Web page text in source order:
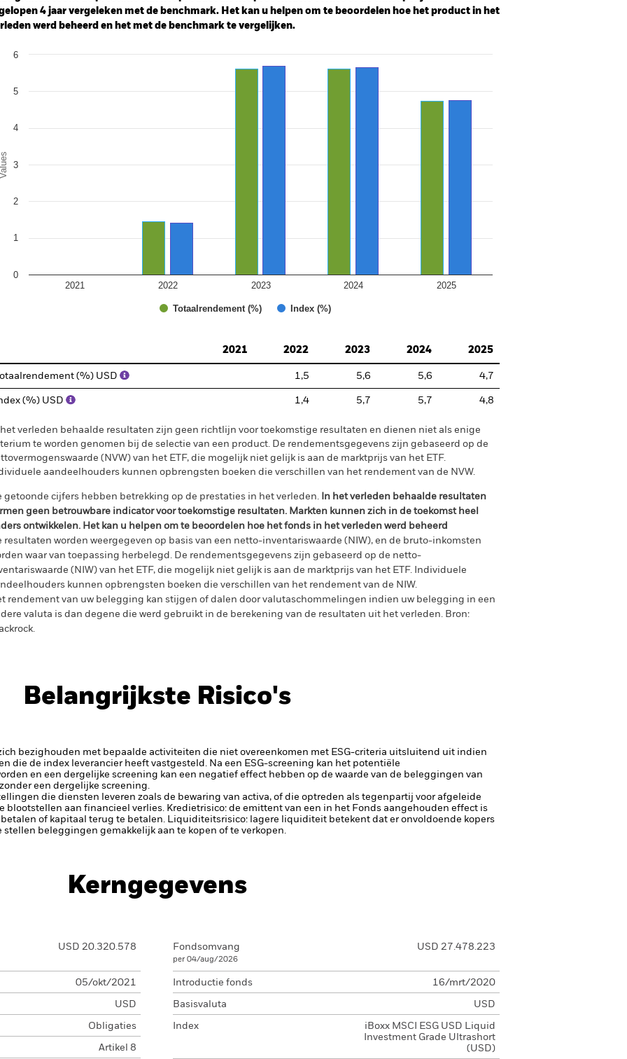
4 jaar vergeleken met de benchmark. Het kan u helpen om te beoordelen hoe het product in het
werd beheerd en het met de benchmark te vergelijken.
chart with 2 data series.
Values
Totaalrendement (%) Index (%)
2021 2022 2023 2024 2025
0
1
2
3
4
5
6
2021
2022 2023 2024 2025
Totaalrendement (%) USD 1,5 5,6 5,6 4,7
(%) USD 1,4 5,7 5,7 4,8
het verleden behaalde resultaten zijn geen richtlijn voor toekomstige resultaten en dienen niet als enige
te worden genomen bij de selectie van een product. De rendementsgegevens zijn gebaseerd op de
(NVW) van het ETF, die mogelijk niet gelijk is aan de marktprijs van het ETF.
aandeelhouders kunnen opbrengsten boeken die verschillen van het rendement van de NVW.
getoonde cijfers hebben betrekking op de prestaties in het verleden. In het verleden behaalde resultaten
geen betrouwbare indicator voor toekomstige resultaten. Markten kunnen zich in de toekomst heel
ontwikkelen. Het kan u helpen om te beoordelen hoe het fonds in het verleden werd beheerd
resultaten worden weergegeven op basis van een netto-inventariswaarde (NIW), en de bruto-inkomsten
waar van toepassing herbelegd. De rendementsgegevens zijn gebaseerd op de netto-
(NIW) van het ETF, die mogelijk niet gelijk is aan de marktprijs van het ETF. Individuele
kunnen opbrengsten boeken die verschillen van het rendement van de NIW.
rendement van uw belegging kan stijgen of dalen door valutaschommelingen indien uw belegging in een
valuta is dan degene die werd gebruikt in de berekening van de resultaten uit het verleden. Bron:
Belangrijkste Risico's
bezighouden met bepaalde activiteiten die niet overeenkomen met ESG-criteria uitsluitend uit indien
die de index leverancier heeft vastgesteld. Na een ESG-screening kan het potentiële
en een dergelijke screening kan een negatief effect hebben op de waarde van de beleggingen van
een dergelijke screening.
die diensten leveren zoals de bewaring van activa, of die optreden als tegenpartij voor afgeleide
blootstellen aan financieel verlies. Kredietrisico: de emittent van een in het Fonds aangehouden effect is
of kapitaal terug te betalen. Liquiditeitsrisico: lagere liquiditeit betekent dat er onvoldoende kopers
beleggingen gemakkelijk aan te kopen of te verkopen.
Kerngegevens
USD 20.320.578
05/okt/2021
USD
Obligaties
Artikel 8
Fondsomvang
per 04/aug/2026
USD 27.478.223
Introductie fonds 16/mrt/2020
Basisvaluta USD
Index
iBoxx MSCI ESG USD Liquid
Investment Grade Ultrashort
(USD)